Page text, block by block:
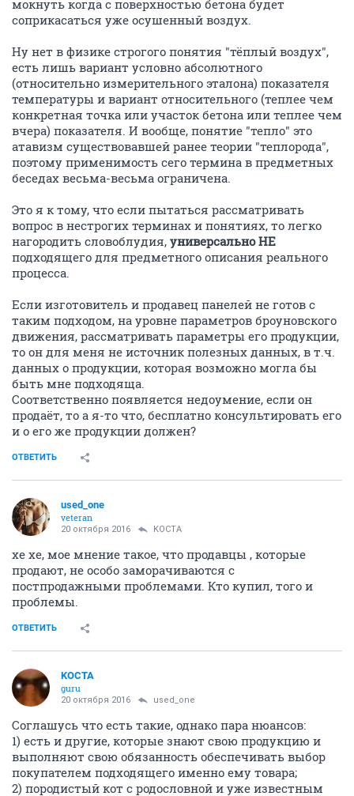
мокнуть когда с поверхностью бетона будет
соприкасаться уже осушенный воздух.
Ну нет в физике строгого понятия "тёплый воздух",
есть лишь вариант условно абсолютного
(относительно измерительного эталона) показателя
температуры и вариант относительного (теплее чем
конкретная точка или участок бетона или теплее чем
вчера) показателя. И вообще, понятие "тепло" это
атавизм существовавшей ранее теории "теплорода",
поэтому применимость сего термина в предметных
беседах весьма-весьма ограничена.
Это я к тому, что если пытаться рассматривать
вопрос в нестрогих терминах и понятиях, то легко
нагородить словоблудия, универсально НЕ
подходящего для предметного описания реального
процесса.
Если изготовитель и продавец панелей не готов с
таким подходом, на уровне параметров броуновского
движения, рассматривать параметры его продукции,
то он для меня не источник полезных данных, в т.ч.
данных о продукции, которая возможно могла бы
быть мне подходяща.
Соответственно появляется недоумение, если он
продаёт, то а я-то что, бесплатно консультировать его
и о его же продукции должен?
ОТВЕТИТЬ
used_one
veteran
20 октября 2016 KOCTA
хе хе, мое мнение такое, что продавцы , которые
продают, не особо заморачиваются с
постпродажными проблемами. Кто купил, того и
проблемы.
ОТВЕТИТЬ
KOCTA
guru
20 октября 2016 used_one
Соглашусь что есть такие, однако пара нюансов:
1) есть и другие, которые знают свою продукцию и
выполняют свою обязанность обеспечивать выбор
покупателем подходящего именно ему товара;
2) породистый кот с родословной и уже известным